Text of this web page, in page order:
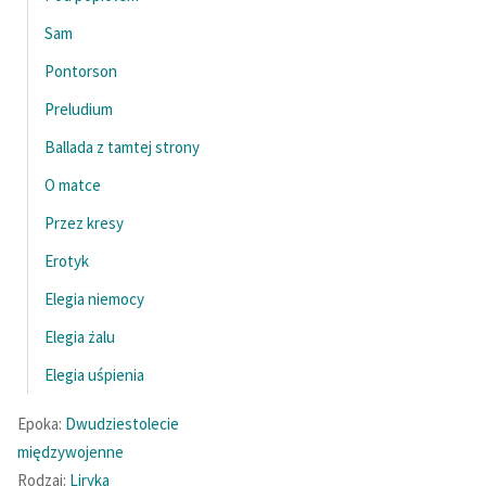
twórców przechodzących
do domeny publicznej,
Starego Testamentu
Lektur
Kontakt
Zespół
Sam
Pontorson
Preludium
Ballada z tamtej strony
O matce
Przez kresy
Erotyk
Elegia niemocy
Elegia żalu
Elegia uśpienia
Epoka: Dwudziestolecie
międzywojenne
Rodzaj: Liryka